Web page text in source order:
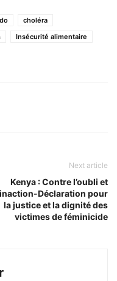
choléra
Insécurité alimentaire
Next article
Kenya : Contre l’oubli et
Déclaration pour
la justice et la dignité des
victimes de féminicide